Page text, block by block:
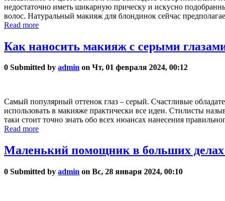
недостаточно иметь шикарную прическу и искусно
волос. Натуральный макияж для блондинок сейчас
Read more
Как наносить макияж с серыми
0 Submitted by admin on Чт, 01 февраля 2024, 00:12
Самый популярный оттенок глаз – серый. Счастливые
использовать в макияже практически все идеи. Стилисты
таки стоит точно знать обо всех нюансах нанесения
Read more
Маленький помощник в больших делах
0 Submitted by admin on Вс, 28 января 2024, 00:10